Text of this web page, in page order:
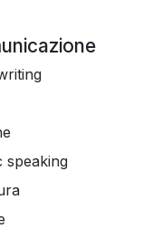
speaking